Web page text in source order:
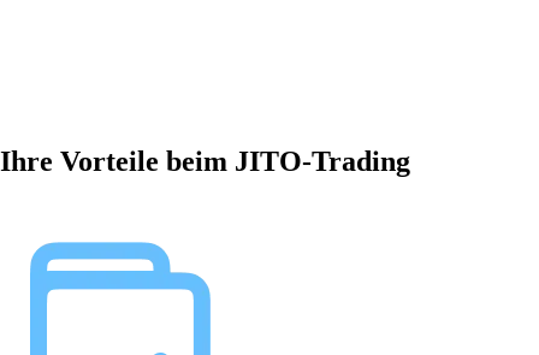
Ihre Vorteile beim JITO-Trading